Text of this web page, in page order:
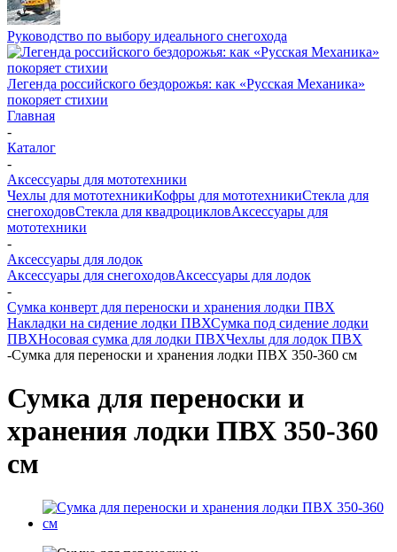
Руководство по выбору идеального снегохода
Легенда российского бездорожья: как «Русская Механика»
покоряет стихии
Главная
-
Каталог
-
Аксессуары для мототехники
Чехлы для мототехникиКофры для мототехникиСтекла для
снегоходовСтекла для квадроцикловАксессуары для
мототехники
-
Аксессуары для лодок
Аксессуары для снегоходовАксессуары для лодок
-
Сумка конверт для переноски и хранения лодки ПВХ
Накладки на сидение лодки ПВХСумка под сидение лодки
ПВХНосовая сумка для лодки ПВХЧехлы для лодок ПВХ
-Сумка для переноски и хранения лодки ПВХ 350-360 см
Сумка для переноски и
хранения лодки ПВХ 350-360
см